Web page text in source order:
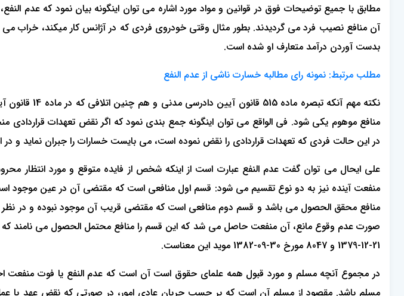
مطابق با جمیع توضیحات فوق در قوانین و مواد مورد اشاره می توان اینگونه بیان نمود که عدم
بدست آوردن درآمد متعارف او شده است.
مطلب مرتبط: نمونه رای مطالبه خسارت ناشی از عدم النفع
نکته مهم
منافع موهوم یکی شود. فی الواقع می توان اینگونه جمع بندی نمود که اگر نقض تعهدات
در این حالت فردی که تعهدات قراردادی را نقض نموده است، می بایست خسارات را جبران نماید و
علی ایحال می توان گفت عدم النفع عبارت است از اینکه شخص از فایده متوقع و مورد انتظار
منفعت آینده نیز به دو نوع تقسیم می شود: قسم اول منافعی است که مقتضی آن در عین موجود
منافع محقق الحصول می باشد و قسم دوم منافعی است که مقتضی قریب آن موجود نبوده و
21-12-1379 و 8047 مورخ 30-09-1382 موید این معناست.
در مجموع آنچه مسلم و مورد قبول همه علمای حقوق است آن است که عدم النفع یا فوت منفعت
مسلم باشد. مقصود از مسلم آن است که بر حسب جریان عادی امور، در صورتی که نقض عهد